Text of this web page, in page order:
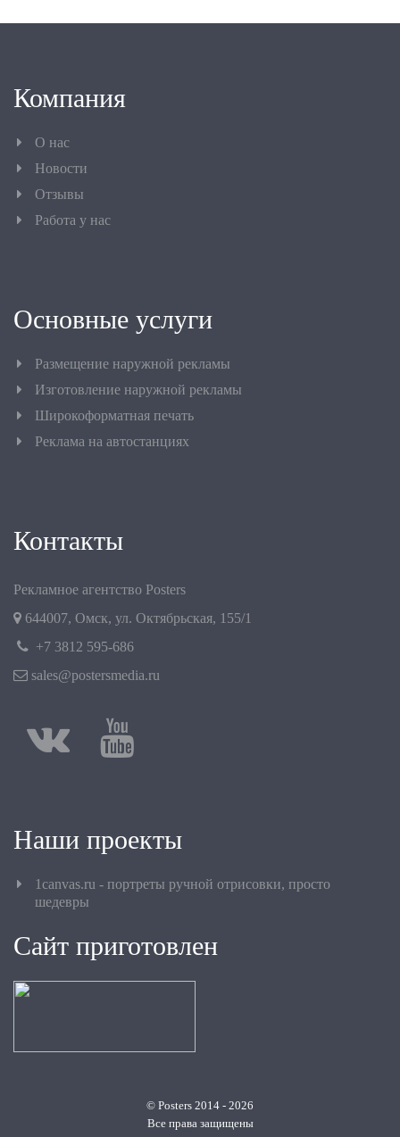
Компания
О нас
Новости
Отзывы
Работа у нас
Основные услуги
Размещение наружной рекламы
Изготовление наружной рекламы
Широкоформатная печать
Реклама на автостанциях
Контакты
Рекламное агентство Posters
644007, Омск, ул. Октябрьская, 155/1
+7 3812 595-686
sales@postersmedia.ru
Наши проекты
1canvas.ru - портреты ручной отрисовки, просто
шедевры
Сайт приготовлен
© Posters 2014 - 2026
Все права защищены